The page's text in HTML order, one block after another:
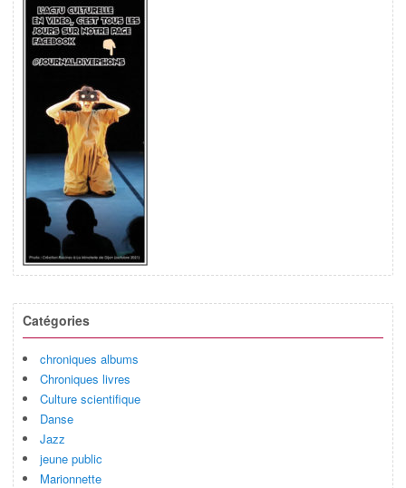
Catégories
chroniques albums
Chroniques livres
Culture scientifique
Danse
Jazz
jeune public
Marionnette